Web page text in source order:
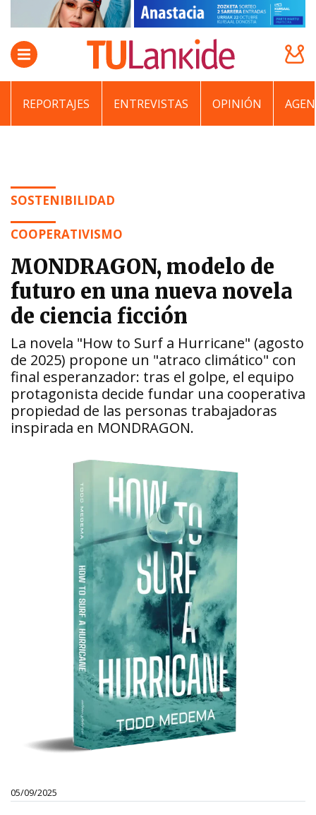
REPORTAJES ENTREVISTAS OPINIÓN
SOSTENIBILIDAD
COOPERATIVISMO
MONDRAGON, modelo de
futuro en una nueva novela
de ciencia ficción
La novela "How to Surf a Hurricane" (agosto
de 2025) propone un "atraco climático" con
final esperanzador: tras el golpe, el equipo
protagonista decide fundar una cooperativa
propiedad de las personas trabajadoras
inspirada en MONDRAGON.
05/09/2025